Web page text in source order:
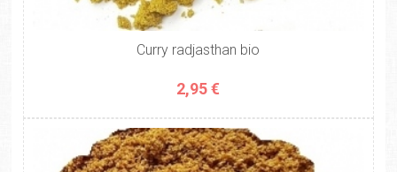
Curry radjasthan bio
2,95 €